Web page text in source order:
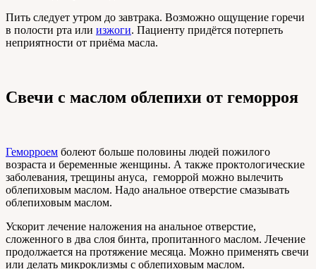
Пить следует утром до завтрака. Возможно ощущение горечи
в полости рта или изжоги. Пациенту придётся потерпеть
неприятности от приёма масла.
Свечи с маслом облепихи от геморроя
Геморроем болеют больше половины людей пожилого
возраста и беременные женщины. А также проктологические
заболевания, трещины ануса, геморрой можно вылечить
облепиховым маслом. Надо анальное отверстие смазывать
облепиховым маслом.
Ускорит лечение наложения на анальное отверстие,
сложенного в два слоя бинта, пропитанного маслом. Лечение
продолжается на протяжение месяца. Можно применять свечи
или делать микроклизмы с облепиховым маслом.